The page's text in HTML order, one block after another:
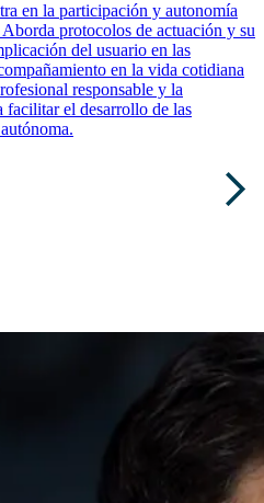
en la participación y autonomía
protocolos de actuación y su
del usuario en las
en la vida cotidiana
responsable y la
facilitar el desarrollo de las